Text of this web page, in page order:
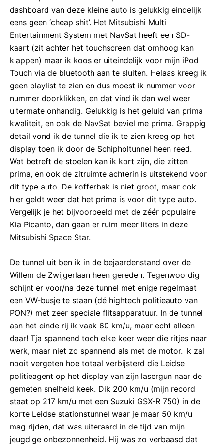
dashboard van deze kleine auto is gelukkig eindelijk
eens geen ‘cheap shit’. Het Mitsubishi Multi
Entertainment System met NavSat heeft een SD-
kaart (zit achter het touchscreen dat omhoog kan
klappen) maar ik koos er uiteindelijk voor mijn iPod
Touch via de bluetooth aan te sluiten. Helaas kreeg ik
geen playlist te zien en dus moest ik nummer voor
nummer doorklikken, en dat vind ik dan wel weer
uitermate onhandig. Gelukkig is het geluid van prima
kwaliteit, en ook de NavSat beviel me prima. Grappig
detail vond ik de tunnel die ik te zien kreeg op het
display toen ik door de Schipholtunnel heen reed.
Wat betreft de stoelen kan ik kort zijn, die zitten
prima, en ook de zitruimte achterin is uitstekend voor
dit type auto. De kofferbak is niet groot, maar ook
hier geldt weer dat het prima is voor dit type auto.
Vergelijk je het bijvoorbeeld met de zéér populaire
Kia Picanto, dan gaan er ruim meer liters in deze
Mitsubishi Space Star.
De tunnel uit ben ik in de bejaardenstand over de
Willem de Zwijgerlaan heen gereden. Tegenwoordig
schijnt er voor/na deze tunnel met enige regelmaat
een VW-busje te staan (dé hightech politieauto van
PON?) met zeer speciale flitsapparatuur. In de tunnel
aan het einde rij ik vaak 60 km/u, maar echt alleen
daar! Tja spannend toch elke keer weer die ritjes naar
werk, maar niet zo spannend als met de motor. Ik zal
nooit vergeten hoe totaal verbijsterd die Leidse
politieagent op het display van zijn lasergun naar de
gemeten snelheid keek. Dik 200 km/u (mijn record
staat op 217 km/u met een Suzuki GSX-R 750) in de
korte Leidse stationstunnel waar je maar 50 km/u
mag rijden, dat was uiteraard in de tijd van mijn
jeugdige onbezonnenheid. Hij was zo verbaasd dat